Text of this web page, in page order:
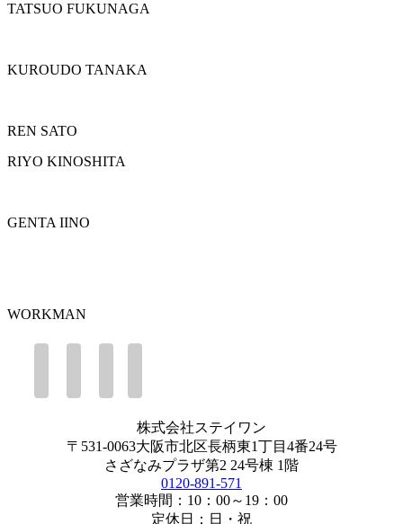
TATSUO FUKUNAGA
KUROUDO TANAKA
REN SATO
RIYO KINOSHITA
GENTA IINO
WORKMAN
株式会社ステイワン
〒531-0063大阪市北区長柄東1丁目4番24号
さざなみプラザ第2 24号棟 1階
0120-891-571
営業時間：10：00～19：00
定休日：日・祝